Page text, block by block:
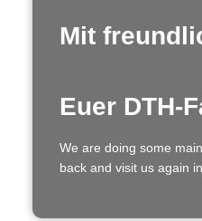
Mit
Euer DTH-
We are doing some
back and visit us again